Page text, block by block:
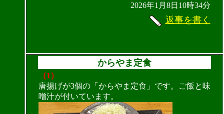
2026年1月8日10時34分
返事を書く
からやま定食
（1）
唐揚げが3個の「からやま定食」です。ご飯と味
噌汁が付いています。